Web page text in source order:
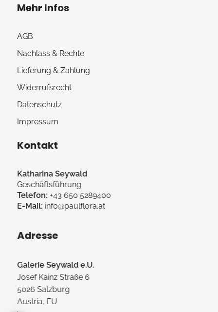
Mehr Infos
AGB
Nachlass & Rechte
Lieferung & Zahlung
Widerrufsrecht
Datenschutz
Impressum
Kontakt
Katharina Seywald
Geschäftsführung
Telefon: +43 650 5289400
E-Mail: info@paulflora.at
Adresse
Galerie Seywald e.U.
Josef Kainz Straße 6
5026 Salzburg
Austria, EU